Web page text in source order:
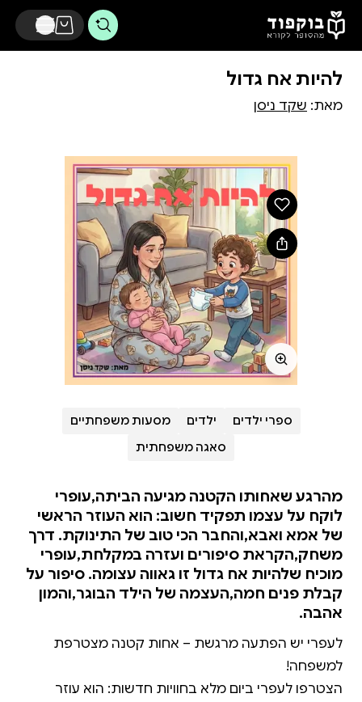
דלג לתוכן הראשי
להיות אח גדול
מאת: שקד ניסן
ספרי ילדים ילדים
מסעות משפחתיים
סאגה משפחתית
מהרגע שאחותו הקטנה מגיעה הביתה,עופרי
לוקח על עצמו תפקיד חשוב: הוא העוזר הראשי
של אמא ואבא,והחבר הכי טוב של התינוקת. דרך
משחק,הקראת סיפורים ועזרה במקלחת,עופרי
מוכיח שלהיות אח גדול זו גאווה עצומה. סיפור על
קבלת פנים חמה,העצמה של הילד הבוגר,והמון
אהבה.
לעפרי יש הפתעה מרגשת – אחות קטנה מצטרפת
הצטרפו לעפרי ביום מלא בחוויות חדשות: הוא עוזר